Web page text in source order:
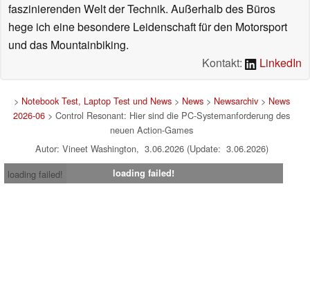
faszinierenden Welt der Technik. Außerhalb des Büros
hege ich eine besondere Leidenschaft für den Motorsport
und das Mountainbiking.
Kontakt:
LinkedIn
> Notebook Test, Laptop Test und News> News> Newsarchiv> News
2026-06 > Control Resonant: Hier sind die PC-Systemanforderung des
neuen Action-Games
Autor: Vineet Washington, 3.06.2026 (Update: 3.06.2026)
loading failed!
loading failed!